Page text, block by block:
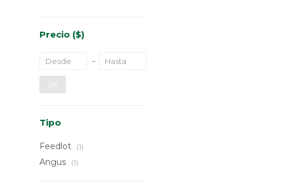
Precio ($)
OK
Tipo
Feedlot (1)
Angus (1)